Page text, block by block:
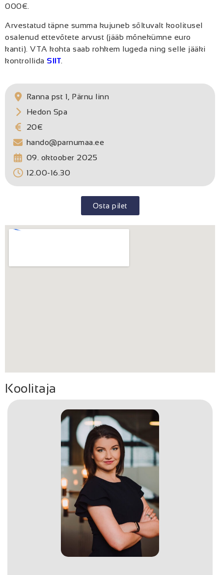
000€.
Arvestatud täpne summa kujuneb sõltuvalt koolitusel
osalenud ettevõtete arvust (jääb mõnekümne euro
kanti). VTA kohta saab rohkem lugeda ning selle jääki
kontrollida SIIT.
Ranna pst 1, Pärnu linn
Hedon Spa
20€
hando@parnumaa.ee
09. oktoober 2025
12.00-16.30
Osta pilet
Koolitaja